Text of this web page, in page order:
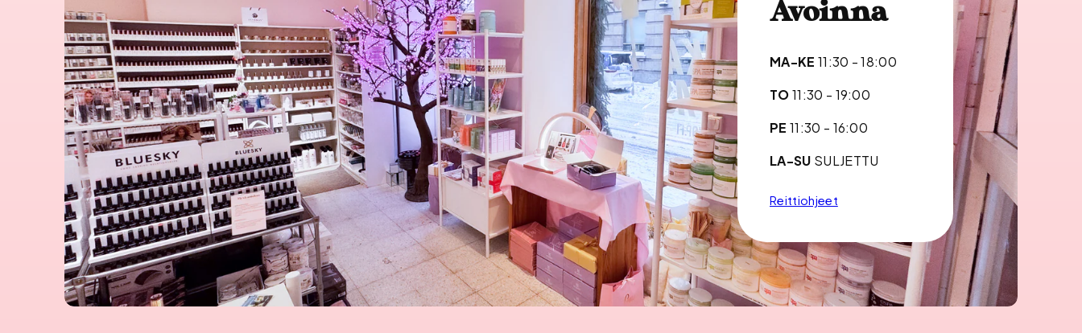
Avoinna
MA-KE 11:30 - 18:00
TO11:30 - 19:00
PE 11:30 - 16:00
LA-SU SULJETTU
Reittiohjeet